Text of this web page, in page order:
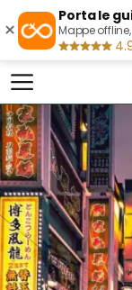
×
Porta le
Mappe